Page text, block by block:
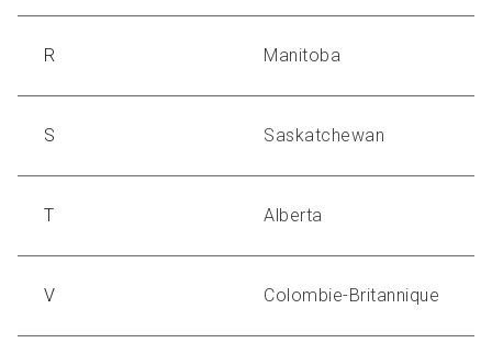
R Manitoba
S Saskatchewan
T Alberta
V Colombie-Britannique